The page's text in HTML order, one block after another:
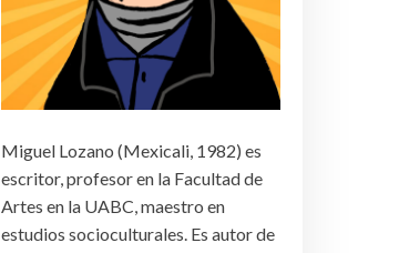
Miguel Lozano (Mexicali, 1982) es
escritor, profesor en la Facultad de
Artes en la UABC, maestro en
estudios socioculturales. Es autor de